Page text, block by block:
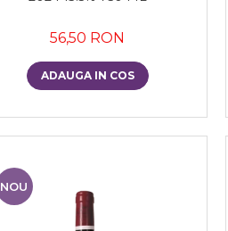
56,50 RON
ADAUGA IN COS
NOU